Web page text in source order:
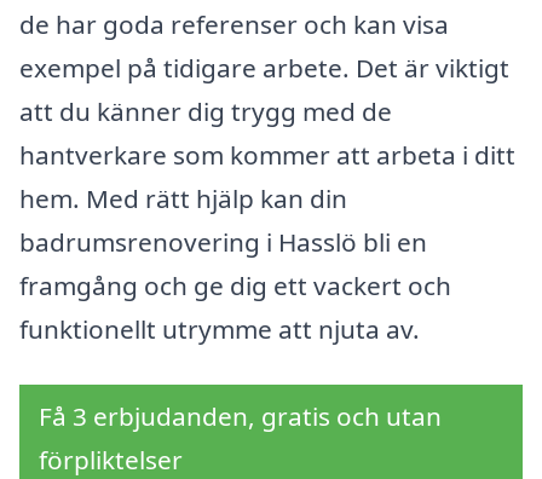
de har goda referenser och kan visa
exempel på tidigare arbete. Det är viktigt
att du känner dig trygg med de
hantverkare som kommer att arbeta i ditt
hem. Med rätt hjälp kan din
badrumsrenovering i Hasslö bli en
framgång och ge dig ett vackert och
funktionellt utrymme att njuta av.
Få 3 erbjudanden, gratis och utan
förpliktelser